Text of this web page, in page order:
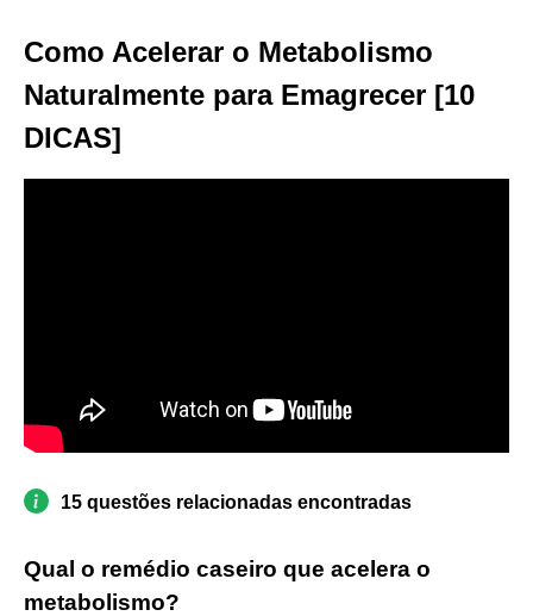
Como Acelerar o Metabolismo
Naturalmente para Emagrecer [10
DICAS]
15 questões relacionadas encontradas
Qual o remédio caseiro que acelera o
metabolismo?